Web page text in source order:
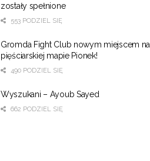
zostały spełnione
553 PODZIEL SIĘ
Gromda Fight Club nowym miejscem na
pięściarskiej mapie Pionek!
490 PODZIEL SIĘ
Wyszukani – Ayoub Sayed
662 PODZIEL SIĘ